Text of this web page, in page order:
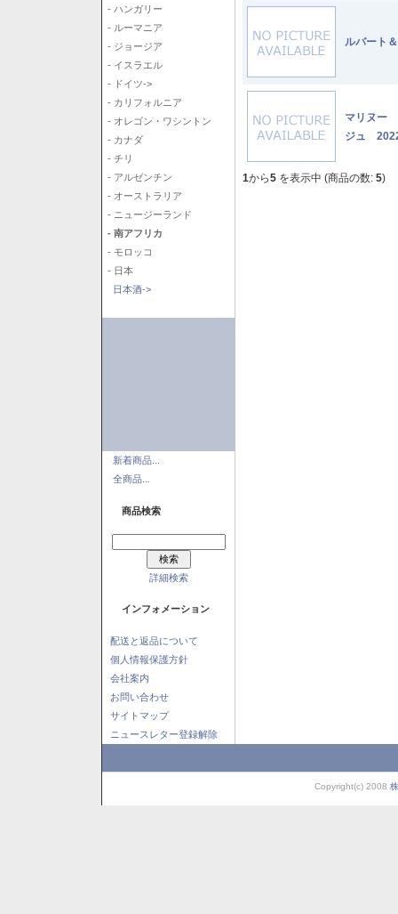
- ハンガリー
- ルーマニア
- ジョージア
- イスラエル
- ドイツ->
- カリフォルニア
- オレゴン・ワシントン
- カナダ
- チリ
- アルゼンチン
- オーストラリア
- ニュージーランド
- 南アフリカ
- モロッコ
- 日本
日本酒->
新着商品...
全商品...
商品検索
詳細検索
インフォメーション
配送と返品について
個人情報保護方針
会社案内
お問い合わせ
サイトマップ
ニュースレター登録解除
ルバート
マリヌー
ジュ
1から5 を表示中 (商品の数: 5)
Copyright(c) 2008